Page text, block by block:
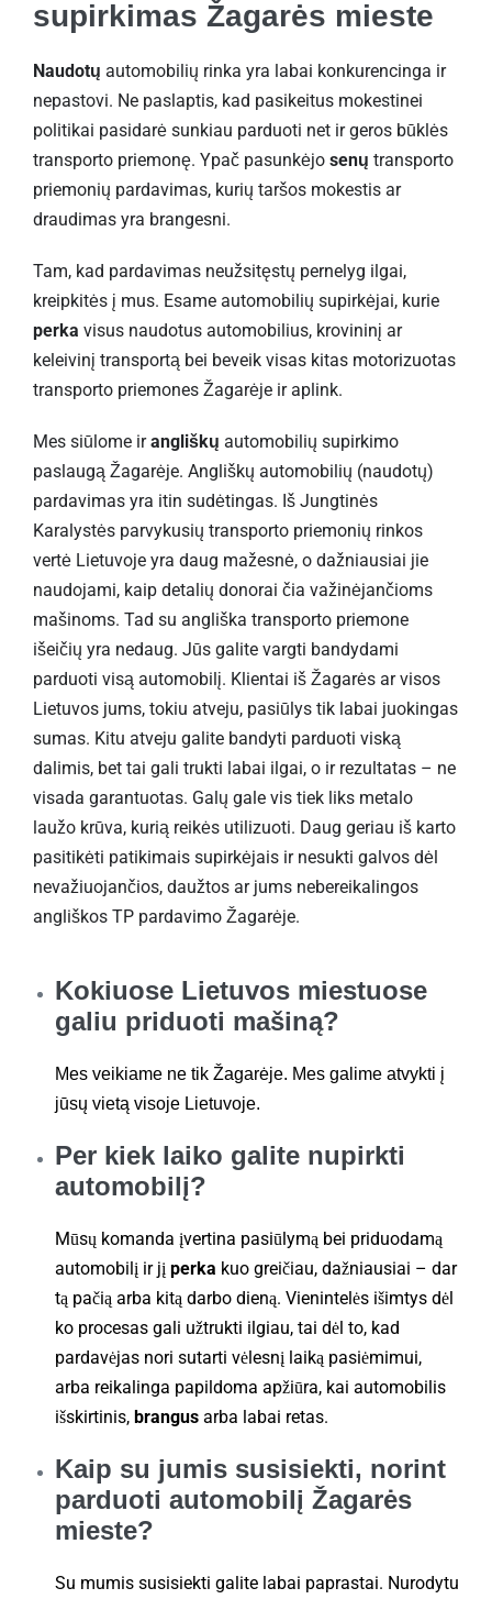
supirkimas Žagarės mieste
Naudotų automobilių rinka yra labai konkurencinga ir
nepastovi. Ne paslaptis, kad pasikeitus mokestinei
politikai pasidarė sunkiau parduoti net ir geros būklės
transporto priemonę. Ypač pasunkėjo senų transporto
priemonių pardavimas, kurių taršos mokestis ar
draudimas yra brangesni.
Tam, kad pardavimas neužsitęstų pernelyg ilgai,
kreipkitės į mus. Esame automobilių supirkėjai, kurie
perka visus naudotus automobilius, krovininį ar
keleivinį transportą bei beveik visas kitas motorizuotas
transporto priemones Žagarėje ir aplink.
Mes siūlome irangliškų automobilių supirkimo
paslaugą Žagarėje. Angliškų automobilių (naudotų)
pardavimas yra itin sudėtingas. Iš Jungtinės
Karalystės parvykusių transporto priemonių rinkos
vertė Lietuvoje yra daug mažesnė, o dažniausiai jie
naudojami, kaip detalių donorai čia važinėjančioms
mašinoms. Tad su angliška transporto priemone
išeičių yra nedaug. Jūs galite vargti bandydami
parduoti visą automobilį. Klientai iš Žagarės ar visos
Lietuvos jums, tokiu atveju, pasiūlys tik labai juokingas
sumas. Kitu atveju galite bandyti parduoti viską
dalimis, bet tai gali trukti labai ilgai, o ir rezultatas – ne
visada garantuotas. Galų gale vis tiek liks metalo
laužo krūva, kurią reikės utilizuoti. Daug geriau iš karto
pasitikėti patikimais supirkėjais ir nesukti galvos dėl
nevažiuojančios, daužtos ar jums nebereikalingos
angliškos TP pardavimo Žagarėje.
Kokiuose Lietuvos miestuose
galiu priduoti mašiną?
Mes veikiame ne tik Žagarėje. Mes galime atvykti į
jūsų vietą visoje Lietuvoje.
Per kiek laiko galite nupirkti
automobilį?
Mūsų komanda įvertina pasiūlymą bei priduodamą
automobilį ir jį perka kuo greičiau, dažniausiai – dar
tą pačią arba kitą darbo dieną. Vienintelės išimtys dėl
ko procesas gali užtrukti ilgiau, tai dėl to, kad
pardavėjas nori sutarti vėlesnį laiką pasiėmimui,
arba reikalinga papildoma apžiūra, kai automobilis
išskirtinis, brangus arba labai retas.
Kaip su jumis susisiekti, norint
parduoti automobilį Žagarės
mieste?
Su mumis susisiekti galite labai paprastai. Nurodytu